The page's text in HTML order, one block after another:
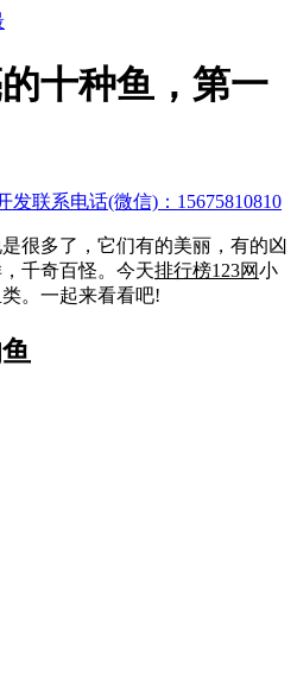
十种鱼，第一
发联系电话(微信)：15675810810
多了，它们有的美丽，有的凶
千奇百怪。今天排行榜123网小
。一起来看看吧!